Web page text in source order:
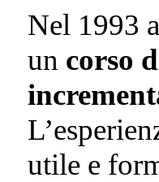
Nel 1993
un corso
utile e